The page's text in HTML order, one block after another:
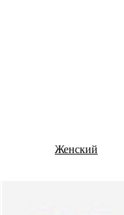
Женский